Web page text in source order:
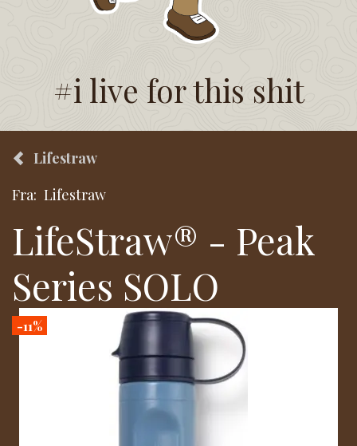
#i live for this shit
Lifestraw
Fra: Lifestraw
LifeStraw® - Peak
Series SOLO
-11%